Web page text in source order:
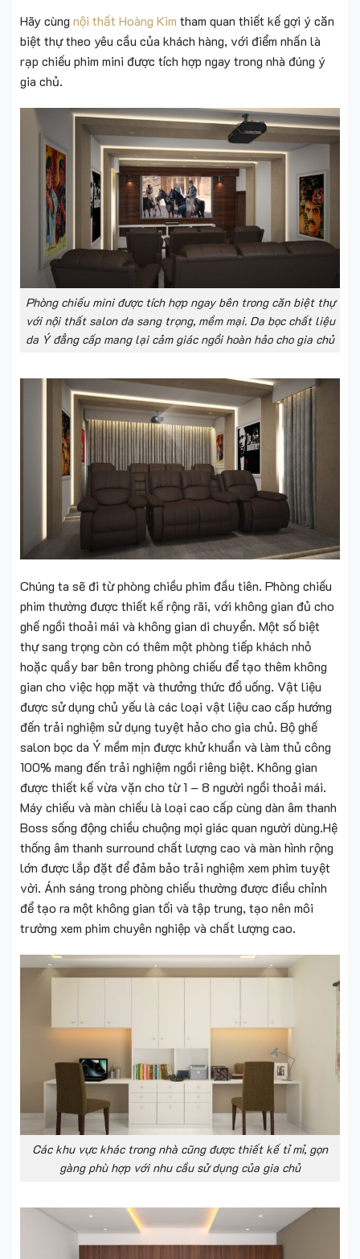
Hãy cùng nội thất Hoàng Kim tham quan thiết kế gợi ý căn
biệt thự theo yêu cầu của khách hàng, với điểm nhấn là
rạp chiếu phim mini được tích hợp ngay trong nhà đúng ý
gia chủ.
Phòng chiếu mini được tích hợp ngay bên trong căn biệt thự
với nội thất salon da sang trọng, mềm mại. Da bọc chất liệu
da Ý đẳng cấp mang lại cảm giác ngồi hoàn hảo cho gia chủ
Chúng ta sẽ đi từ phòng chiều phim đầu tiên. Phòng chiếu
phim thường được thiết kế rộng rãi, với không gian đủ cho
ghế ngồi thoải mái và không gian di chuyển. Một số biệt
thự sang trọng còn có thêm một phòng tiếp khách nhỏ
hoặc quầy bar bên trong phòng chiếu để tạo thêm không
gian cho việc họp mặt và thưởng thức đồ uống. Vật liệu
được sử dụng chủ yếu là các loại vật liệu cao cấp hướng
đến trải nghiệm sử dụng tuyệt hảo cho gia chủ. Bộ ghế
salon bọc da Ý mềm mịn được khử khuẩn và làm thủ công
100% mang đến trải nghiệm ngồi riêng biệt. Không gian
được thiết kế vừa vặn cho từ 1 – 8 người ngồi thoải mái.
Máy chiếu và màn chiếu là loại cao cấp cùng dàn âm thanh
Boss sống động chiều chuộng mọi giác quan người dùng.Hệ
thống âm thanh surround chất lượng cao và màn hình rộng
lớn được lắp đặt để đảm bảo trải nghiệm xem phim tuyệt
vời. Ánh sáng trong phòng chiếu thường được điều chỉnh
để tạo ra một không gian tối và tập trung, tạo nên môi
trường xem phim chuyên nghiệp và chất lượng cao.
Các khu vực khác trong nhà cũng được thiết kế tỉ mỉ, gọn
gàng phù hợp với nhu cầu sử dụng của gia chủ